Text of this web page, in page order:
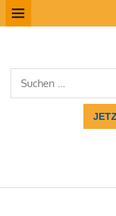
Zum
Inhalt
MENÜ
Suchen
nach: